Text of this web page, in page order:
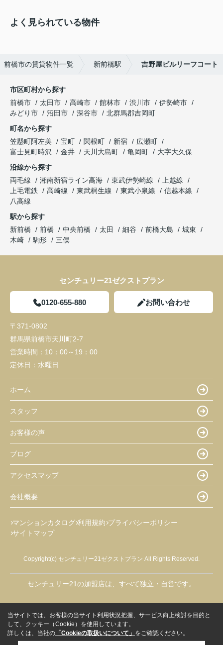
よく見られている物件
前橋市の賃貸物件一覧 新前橋駅 吉野屋ビルリーフコート
市区町村から探す
前橋市
太田市 高崎市 館林市 渋川市
伊勢崎市
みどり市
沼田市 深谷市
北群馬郡吉岡町
町名から探す
笠懸町阿左美
宝町 関根町 新宿
広瀬町
富士見町時沢
金井 天川大島町 亀岡町
大字大久保
沿線から探す
両毛線
湘南新宿ライン高海 東武伊勢崎線
上越線
上毛電鉄
高崎線 東武桐生線 東武小泉線
信越本線
八高線
駅から探す
新前橋
前橋 中央前橋 太田 細谷 前橋大島
城東
木崎
駒形 三俣
センチュリー21ゼクストプラン
0120-655-880 お問い合わせ
〒371-0802
群馬県前橋市天川町2-7
営業時間： 10：00～19：00
定休日： 水曜日
ホーム
スタッフ
お客様の声
ブログ
アクセスマップ
会社概要
マンションカタログ 利用規約 プライバシーポリシー
サイトマップ
Copyright(c) センチュリー21ゼクストプラン All Rights Reserved.
センチュリー21の加盟店は、すべて独立・自営です。
当サイトでは、お客様の当サイト利用状況把握、サービス向上検討を目的と
して、クッキー（Cookie）を使用しています。
詳しくは、当社の 「Cookieの取扱いについて」 をご確認ください。